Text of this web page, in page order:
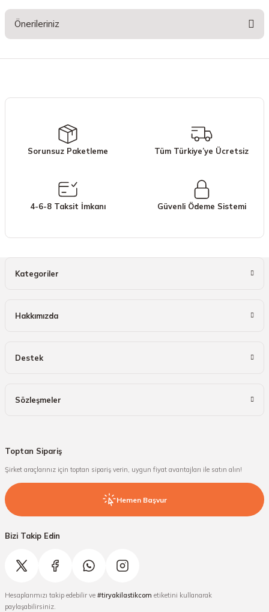
Önerileriniz
Ürün açıklamasında eksik bilgiler bulunuyor.
Ürün bilgilerinde hatalar bulunuyor.
Bu ürüne benzer farklı alternatifler olmalı.
Sorunsuz Paketleme Tüm Türkiye’ye Ücretsiz
4-6-8 Taksit İmkanı Güvenli Ödeme Sistemi
Kategoriler
Hakkımızda
Destek
Sözleşmeler
Toptan Sipariş
Şirket araçlarınız için toptan sipariş verin, uygun fiyat avantajları ile satın alın!
Hemen Başvur
Bizi Takip Edin
Hesaplarımızı takip edebilir ve #tiryakilastikcom etiketini kullanarak
paylaşabilirsiniz.